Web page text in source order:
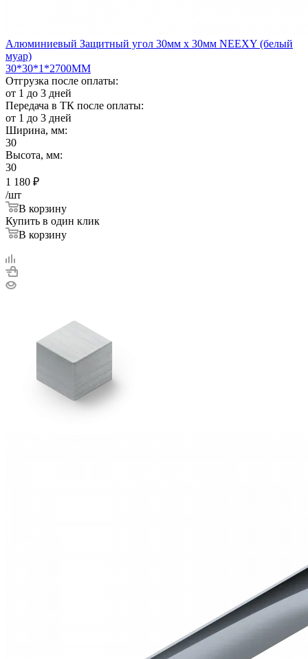
Алюминиевый Защитный угол 30мм х 30мм NEEXY (белый
муар)
30*30*1*2700ММ
Отгрузка после оплаты:
от 1 до 3 дней
Передача в ТК после оплаты:
от 1 до 3 дней
Ширина, мм:
30
Высота, мм:
30
1 180 ₽
/шт
В корзину
Купить в один клик
В корзину